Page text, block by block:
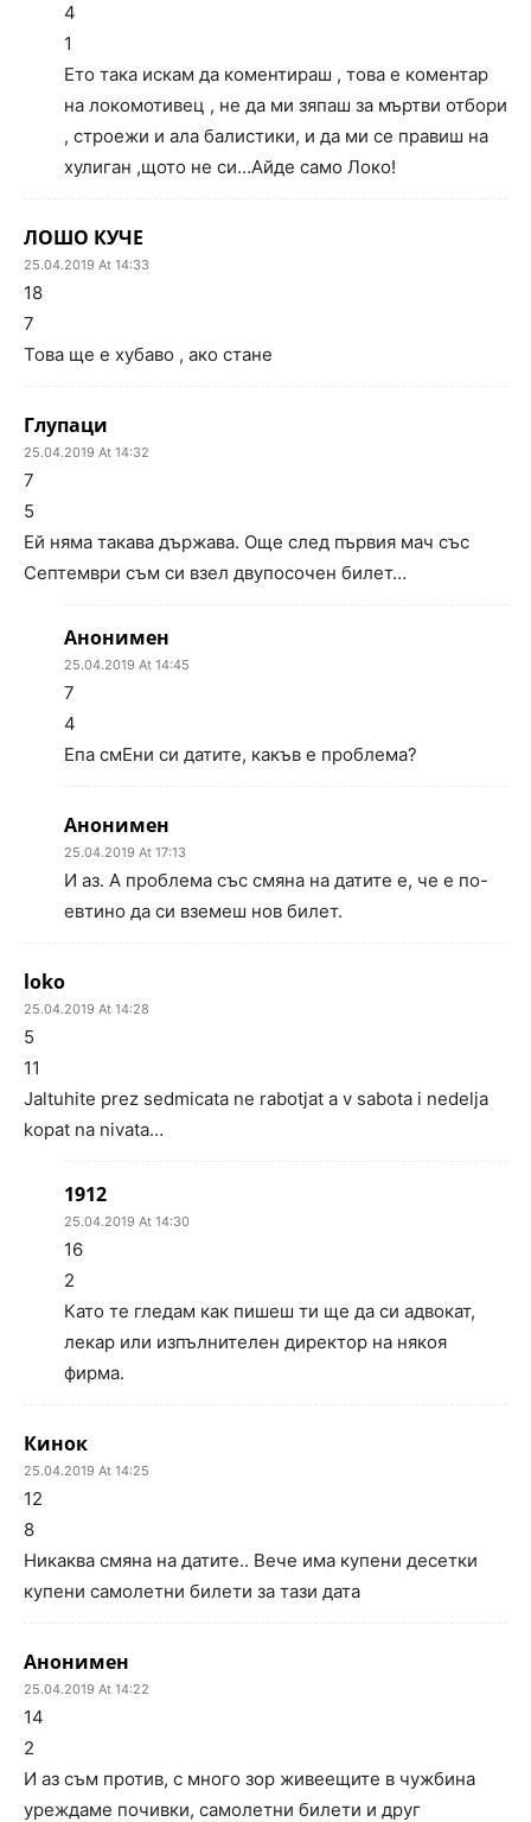
4
1
Ето така искам да коментираш , това е коментар
на локомотивец , не да ми зяпаш за мъртви отбори
, строежи и ала балистики, и да ми се правиш на
хулиган ,щото не си…Айде само Локо!
ЛОШО КУЧЕ
25.04.2019 At 14:33
18
7
Това ще е хубаво , ако стане
Глупаци
25.04.2019 At 14:32
7
5
Eй няма такава държава. Още след първия мач със
Септември съм си взел двупосочен билет…
Анонимен
25.04.2019 At 14:45
7
4
Епа смЕни си датите, какъв е проблема?
Анонимен
25.04.2019 At 17:13
И аз. А проблема със смяна на датите е, че е по-
евтино да си вземеш нов билет.
loko
25.04.2019 At 14:28
5
11
Jaltuhite prez sedmicata ne rabotjat a v sabota i nedelja
kopat na nivata…
1912
25.04.2019 At 14:30
16
2
Като те гледам как пишеш ти ще да си адвокат,
лекар или изпълнителен директор на някоя
фирма.
Кинок
25.04.2019 At 14:25
12
8
Никаква смяна на датите.. Вече има купени десетки
купени самолетни билети за тази дата
Анонимен
25.04.2019 At 14:22
14
2
И аз съм против, с много зор живеещите в чужбина
уреждаме почивки, самолетни билети и друг